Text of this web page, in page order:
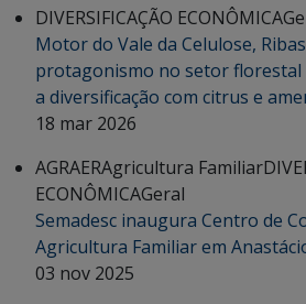
DIVERSIFICAÇÃO ECONÔMICA
Motor do Vale da Celulose,
protagonismo no setor florestal
a diversificação com citrus e
18 mar 2026
AGRAERAgricultura Familiar
ECONÔMICAGeral
Semadesc inaugura Centro de
Agricultura Familiar em
03 nov 2025